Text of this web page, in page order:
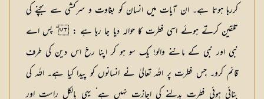
کررہا ہوتا ہے۔ ان آیات میں انسان کو بغاوت و سرکشی سے بچنے کی
تلقین کرتے ہوئے اسی فطرت کا حوالہ دیا جا رہا ہے : ” پس اے
نبی اور نبی کے ماننے والو! یک سو ہو کر اپنا رخ اس دین کی طرف
قائم کرو۔ جس فطرت پر اللہ تعالیٰ نے انسانوں کو پیدا کیا ہے۔ اللہ کی
بنائی ہوئی فطرت بدلنے کی اجازت نہیں ہے‘ یہی بالکل راست اور